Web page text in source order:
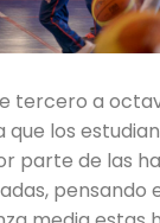
tercero a
los
parte de las
pensando